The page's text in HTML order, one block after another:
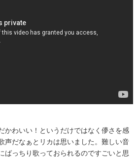
かわいい！というだけではなく儚さを感
声だなぁとリカは思いました。難しい音
ばっちり歌っておられるのですごいと思